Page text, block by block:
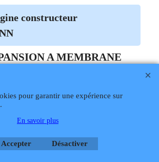
constructeur
A MEMBRANE
Boutique en ligne créés
avec le logiciel
eCommerce ShopFactory
pour garantir une expérience sur
En savoir plus
Accepter Désactiver